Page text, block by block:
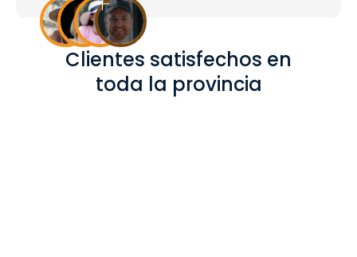
Clientes satisfechos en
toda la provincia